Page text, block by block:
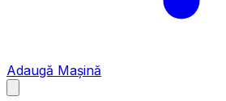
Adaugă Mașină